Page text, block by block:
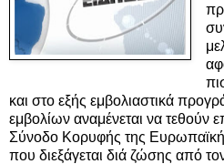
και στο εξής εμβολιαστικά
εμβολίων αναμένεται να τεθούν
Σύνοδο Κορυφής της
που διεξάγεται διά ζώσης από